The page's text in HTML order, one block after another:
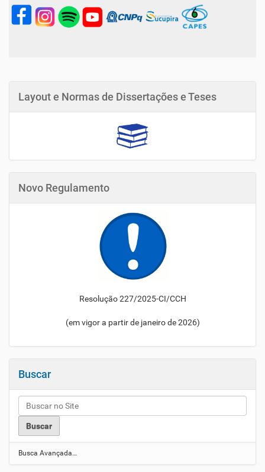
Layout e Normas de Dissertações e Teses
Novo Regulamento
Resolução 227/2025-CI/CCH
(em vigor a partir de janeiro de 2026)
Buscar
Busca Avançada…